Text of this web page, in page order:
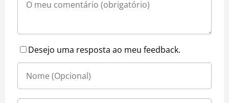
Desejo uma resposta ao meu feedback.